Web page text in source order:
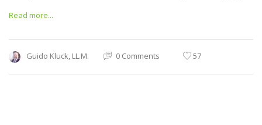
Read more...
Guido Kluck, LL.M. 0 Comments 57